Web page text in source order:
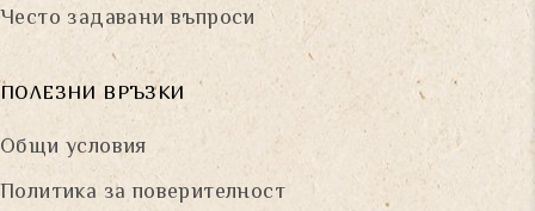
Често задавани въпроси
ПОЛЕЗНИ ВРЪЗКИ
Общи условия
Политика за поверителност